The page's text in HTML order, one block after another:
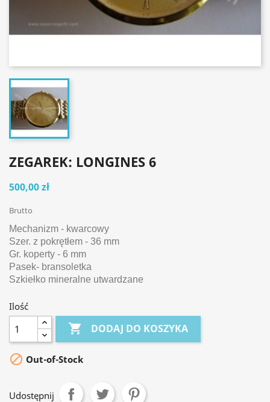
ZEGAREK: LONGINES 6
500,00 zł
Brutto
Mechanizm - kwarcowy
Szer. z pokrętłem - 36 mm
Gr. koperty - 6 mm
Pasek- bransoletka
Szkiełko mineralne utwardzane
Ilość
 DODAJ DO KOSZYKA
 Out-of-Stock
Udostępnij